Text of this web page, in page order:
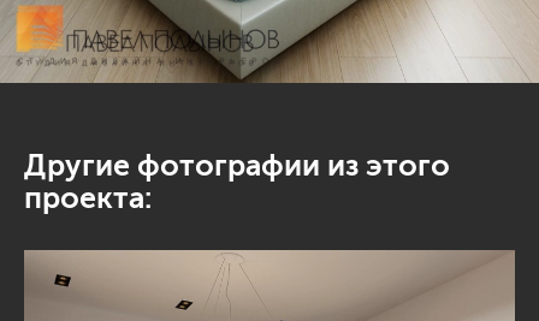
Другие фотографии из этого
проекта: